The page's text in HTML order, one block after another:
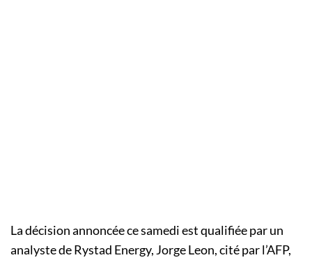
La décision annoncée ce samedi est qualifiée par un
analyste de Rystad Energy, Jorge Leon, cité par l’AFP,